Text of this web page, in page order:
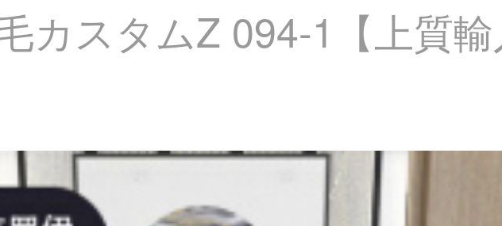
カスタムZ 094-1【上質輸